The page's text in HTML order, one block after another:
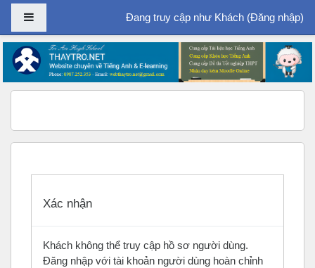
Chuyển tới nội dung chính
Bảng điều khiển cạnhĐang truy cập như Khách (Đăng nhập)
Xác nhận
Khách không thể truy cập hồ sơ người dùng.
Đăng nhập với tài khoản người dùng hoàn chỉnh